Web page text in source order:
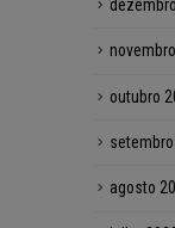
outubro
agosto